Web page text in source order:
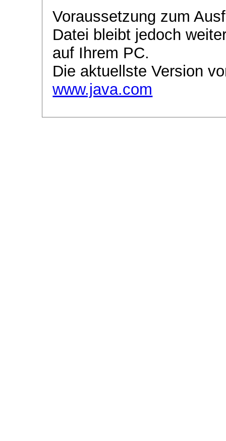
Voraussetzung zum
Datei bleibt jedoch
auf Ihrem PC.
Die aktuellste Version
www.java.com